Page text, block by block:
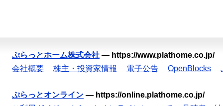
ぷらっとホーム株式会社 — https://www.plathome.co.jp/
会社概要
株主・投資家情報 電子公告 OpenBlocks
ぷらっとオンライン — https://online.plathome.co.jp/